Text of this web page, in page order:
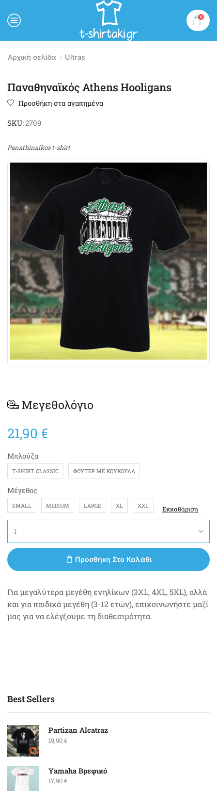
0
Αρχική σελίδα Ultras
Παναθηναϊκός Athens Hooligans
Προσθήκη στα αγαπημένα
SKU:2709
Panathinaikos t-shirt
Μεγεθολόγιο
21,90 €
Μπλούζα
T-SHIRT CLASSIC ΦΟΎΤΕΡ ΜΕ ΚΟΥΚΟΎΛΑ
Μέγεθος
SMALL MEDIUM LARGE XL XXL Εκκαθάριση
Προσθήκη Στο Καλάθι
Για μεγαλύτερα μεγέθη ενηλίκων (3XL, 4XL, 5XL), αλλά
και για παιδικά μεγέθη (3-12 ετών), επικοινωνήστε μαζί
μας για να ελέγξουμε τη διαθεσιμότητα.
Best Sellers
Partizan Alcatraz
19,90€
Yamaha Βρεφικό
17,90€